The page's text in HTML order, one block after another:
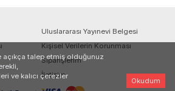
Uluslararası Yayınevi Belgesi
Kişisel Verilerin Korunması
Siparişlerim
İletişim
talep etmiş olduğunuz
ve kalıcı çerezler
Okudum